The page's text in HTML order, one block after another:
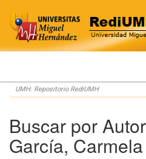
Skip
navigation
UMH: Repositorio RediUMH
Buscar por
García,